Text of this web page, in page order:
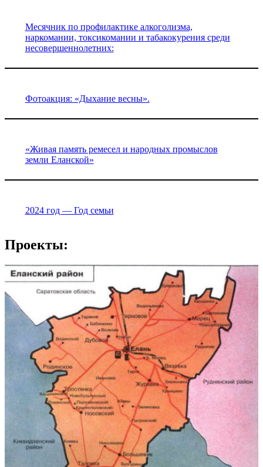
Месячник по профилактике алкоголизма,
наркомании, токсикомании и табакокурения среди
несовершеннолетних:
Фотоакция: «Дыхание весны».
«Живая память ремесел и народных промыслов
земли Еланской»
2024 год — Год семьи
Проекты: